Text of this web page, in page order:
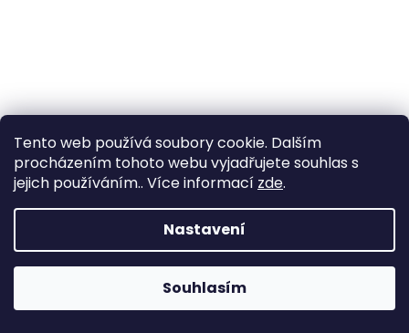
Tento web používá soubory cookie. Dalším
procházením tohoto webu vyjadřujete souhlas s
jejich používáním.. Více informací zde.
Nastavení
Souhlasím